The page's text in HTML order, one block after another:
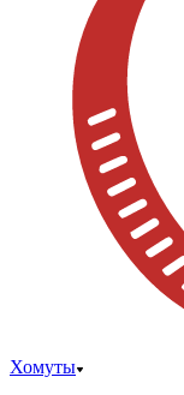
Хомуты